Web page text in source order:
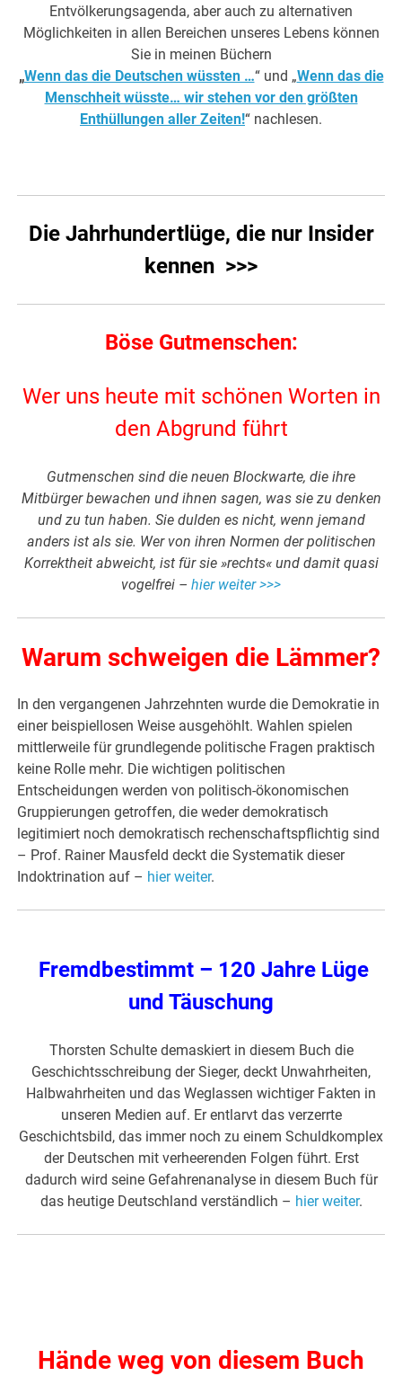
Entvölkerungsagenda, aber auch zu alternativen
Möglichkeiten in allen Bereichen unseres Lebens können
Sie in meinen Büchern
„Wenn das die Deutschen wüssten …“ und „Wenn das die
Menschheit wüsste… wir stehen vor den größten
Enthüllungen aller Zeiten!“ nachlesen.
Die Jahrhundertlüge, die nur Insider
kennen >>>
Böse Gutmenschen:
Wer uns heute mit schönen Worten in
den Abgrund führt
Gutmenschen sind die neuen Blockwarte, die ihre
Mitbürger bewachen und ihnen sagen, was sie zu denken
und zu tun haben. Sie dulden es nicht, wenn jemand
anders ist als sie. Wer von ihren Normen der politischen
Korrektheit abweicht, ist für sie »rechts« und damit quasi
vogelfrei – hier weiter >>>
Warum schweigen die Lämmer?
In den vergangenen Jahrzehnten wurde die Demokratie in
einer beispiellosen Weise ausgehöhlt. Wahlen spielen
mittlerweile für grundlegende politische Fragen praktisch
keine Rolle mehr. Die wichtigen politischen
Entscheidungen werden von politisch-ökonomischen
Gruppierungen getroffen, die weder demokratisch
legitimiert noch demokratisch rechenschaftspflichtig sind
– Prof. Rainer Mausfeld deckt die Systematik dieser
Indoktrination auf – hier weiter.
Fremdbestimmt – 120 Jahre Lüge
und Täuschung
Thorsten Schulte demaskiert in diesem Buch die
Geschichtsschreibung der Sieger, deckt Unwahrheiten,
Halbwahrheiten und das Weglassen wichtiger Fakten in
unseren Medien auf. Er entlarvt das verzerrte
Geschichtsbild, das immer noch zu einem Schuldkomplex
der Deutschen mit verheerenden Folgen führt. Erst
dadurch wird seine Gefahrenanalyse in diesem Buch für
das heutige Deutschland verständlich – hier weiter.
Hände weg von diesem Buch